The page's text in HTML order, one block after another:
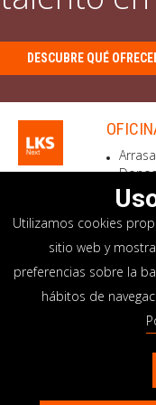
DESCUBRE QUÉ
SEDE
Goiru,
CP
+34
Utilizamos cookies
sitio web y
preferencias sobre la
hábitos de